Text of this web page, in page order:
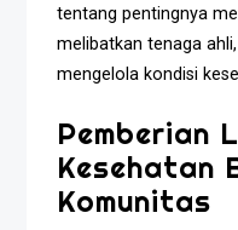
tentang pentingnya
melibatkan tenaga
mengelola kondisi
Pemberian
Kesehatan
Komunitas